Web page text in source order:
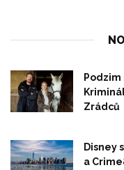
Podzim
Zrádců
Disney
a